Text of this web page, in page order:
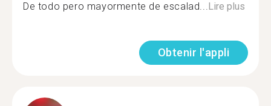
De todo pero mayormente de escalad...Lire plus
Obtenir l'appli